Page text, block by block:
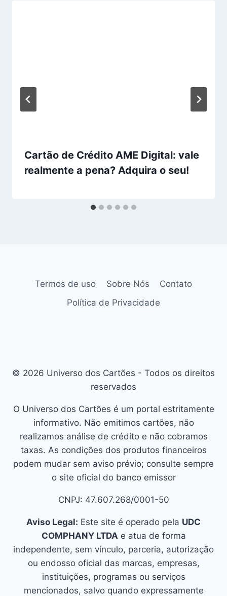
Cartão de Crédito AME Digital: vale
realmente a pena? Adquira o seu!
Termos de uso Sobre Nós
Contato
Política de Privacidade
© 2026 Universo dos Cartões - Todos os direitos
reservados
O Universo dos Cartões é um portal estritamente
informativo. Não emitimos cartões, não
realizamos análise de crédito e não cobramos
taxas. As condições dos produtos financeiros
podem mudar sem aviso prévio; consulte sempre
o site oficial do banco emissor
CNPJ: 47.607.268/0001-50
Aviso Legal: Este site é operado pela UDC
COMPHANY LTDAe atua de forma
independente, sem vínculo, parceria, autorização
ou endosso oficial das marcas, empresas,
instituições, programas ou serviços
mencionados, salvo quando expressamente